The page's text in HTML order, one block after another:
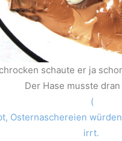
schaute er ja
Der Hase musste
(
Osternaschereien
irrt.